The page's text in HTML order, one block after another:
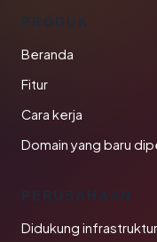
PRODUK
Beranda
Fitur
Cara kerja
Domain yang baru
PERUSAHAAN
Didukung